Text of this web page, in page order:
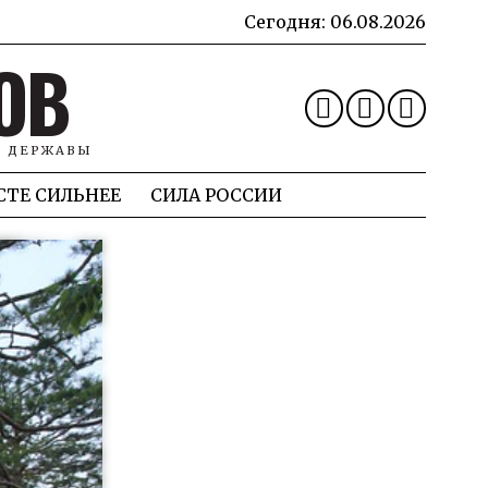
Сегодня: 06.08.2026
ДЕРЖАВЫ
СИЛЬНЕЕ СИЛА РОССИИ